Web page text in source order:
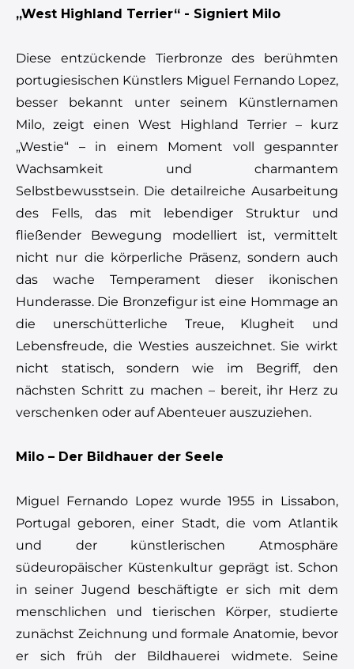
„West Highland Terrier“ - Signiert Milo
Diese entzückende Tierbronze des berühmten
portugiesischen Künstlers Miguel Fernando Lopez,
besser bekannt unter seinem Künstlernamen
Milo, zeigt einen West Highland Terrier – kurz
„Westie“ – in einem Moment voll gespannter
Wachsamkeit und charmantem
Selbstbewusstsein. Die detailreiche Ausarbeitung
des Fells, das mit lebendiger Struktur und
fließender Bewegung modelliert ist, vermittelt
nicht nur die körperliche Präsenz, sondern auch
das wache Temperament dieser ikonischen
Hunderasse. Die Bronzefigur ist eine Hommage an
die unerschütterliche Treue, Klugheit und
Lebensfreude, die Westies auszeichnet. Sie wirkt
nicht statisch, sondern wie im Begriff, den
nächsten Schritt zu machen – bereit, ihr Herz zu
verschenken oder auf Abenteuer auszuziehen.
Milo – Der Bildhauer der Seele
Miguel Fernando Lopez wurde 1955 in Lissabon,
Portugal geboren, einer Stadt, die vom Atlantik
und der künstlerischen Atmosphäre
südeuropäischer Küstenkultur geprägt ist. Schon
in seiner Jugend beschäftigte er sich mit dem
menschlichen und tierischen Körper, studierte
zunächst Zeichnung und formale Anatomie, bevor
er sich früh der Bildhauerei widmete. Seine